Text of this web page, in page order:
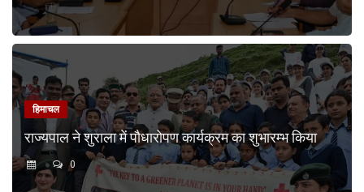
हिमाचल
राज्यपाल ने शुराला में पौधारोपण कार्यक्रम का शुभारम्भ किया
0